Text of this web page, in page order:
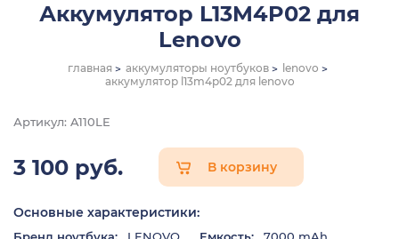
Аккумулятор L13M4P02 для
Lenovo
главная аккумуляторы ноутбуков
lenovo
аккумулятор l13m4p02 для lenovo
Артикул: A110LE
3 100 руб. В корзину
Основные характеристики: